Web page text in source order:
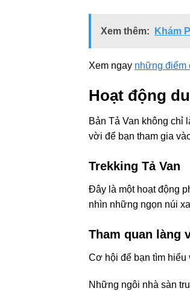
Xem thêm: Khám
Xem ngay những điểm
Hoạt động
Bản Tả Van không chỉ
vời để bạn tham gia
Trekking Tả Van
Đây là một hoạt động
nhìn những ngọn núi
Tham quan làng
Cơ hội để bạn tìm hiểu
Những ngôi nhà sàn